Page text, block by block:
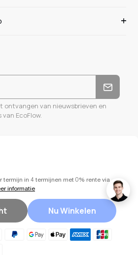
termijn in 4 termijnen met 0% rente via
informatie
Nu Winkelen
ontvangen van nieuwsbrieven en
EcoFlow.
.Alle rechten voorbehouden.
instellingen